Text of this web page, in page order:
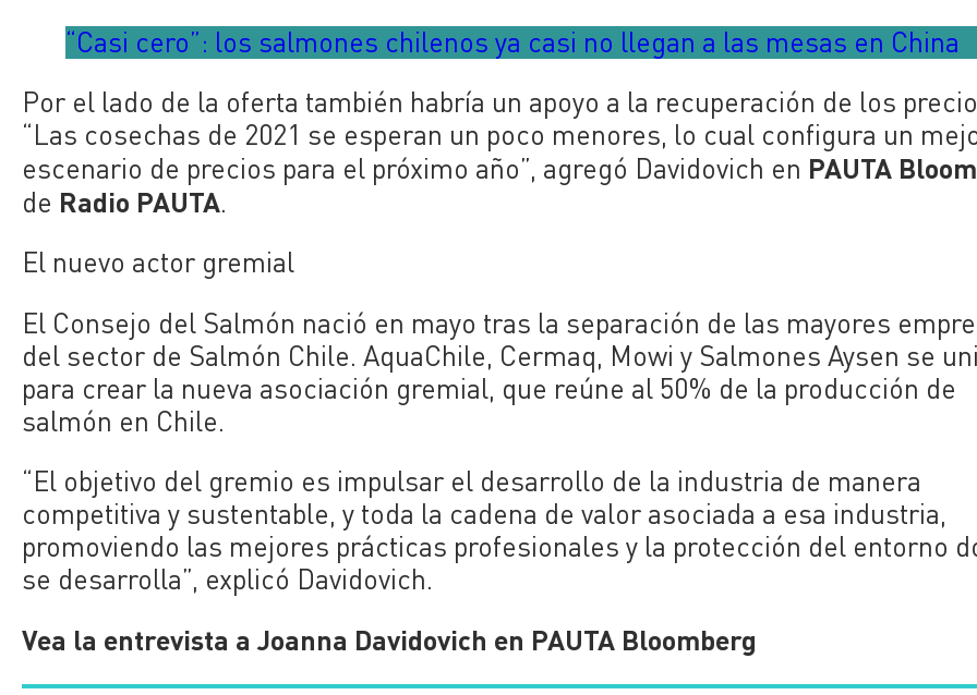
“Casi cero”: los salmones chilenos ya casi no llegan a las mesas en China
Por el lado de la oferta también habría un apoyo a la recuperación de los
“Las cosechas de 2021 se esperan un poco menores, lo cual configura un
escenario de precios para el próximo año”, agregó Davidovich en PAUTA
de Radio PAUTA.
El nuevo actor gremial
El Consejo del Salmón nació en mayo tras la separación de las mayores
del sector de Salmón Chile. AquaChile, Cermaq, Mowi y Salmones Aysen se
para crear la nueva asociación gremial, que reúne al 50% de la producción de
salmón en Chile.
“El objetivo del gremio es impulsar el desarrollo de la industria de manera
competitiva y sustentable, y toda la cadena de valor asociada a esa industria,
promoviendo las mejores prácticas profesionales y la protección del entorno
se desarrolla”, explicó Davidovich.
Vea la entrevista a Joanna Davidovich en PAUTA Bloomberg